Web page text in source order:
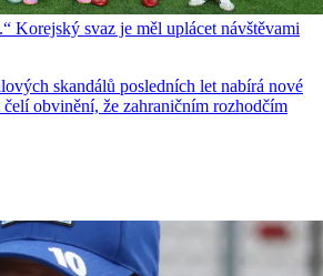
Korejský svaz je měl uplácet návštěvami
skandálů posledních let nabírá nové
obvinění, že zahraničním rozhodčím